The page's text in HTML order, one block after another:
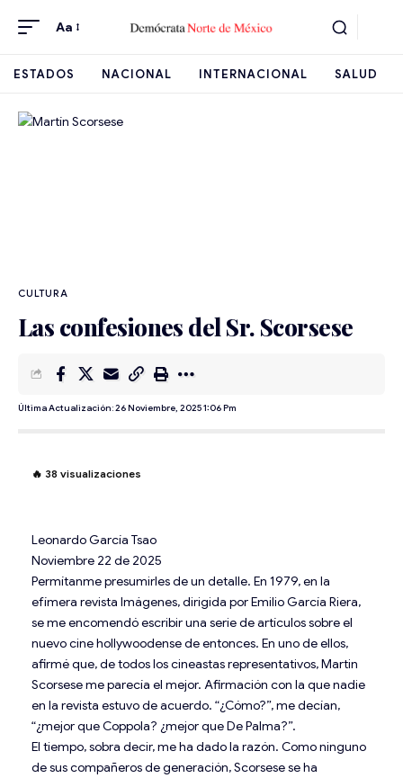
Aa
ESTADOS NACIONAL INTERNACIONAL SALUD
CULTURA
Las confesiones del Sr. Scorsese
Última Actualización: 26 Noviembre, 2025 1:06 Pm
🔥 38 visualizaciones
Leonardo García Tsao
Noviembre 22 de 2025
Permítanme presumirles de un detalle. En 1979, en la
efímera revista Imágenes, dirigida por Emilio García Riera,
se me encomendó escribir una serie de artículos sobre el
nuevo cine hollywoodense de entonces. En uno de ellos,
afirmé que, de todos los cineastas representativos, Martin
Scorsese me parecía el mejor. Afirmación con la que nadie
en la revista estuvo de acuerdo. “¿Cómo?”, me decían,
“¿mejor que Coppola? ¿mejor que De Palma?”.
El tiempo, sobra decir, me ha dado la razón. Como ninguno
de sus compañeros de generación, Scorsese se ha